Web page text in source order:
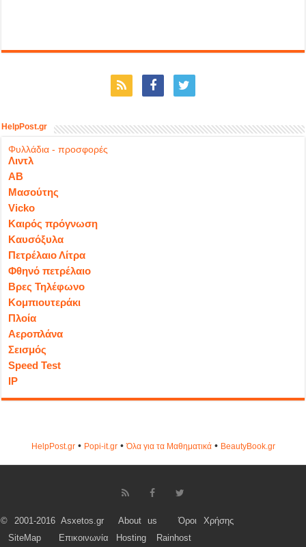
HelpPost.gr
Φυλλάδια - προσφορές
Λιντλ
ΑΒ
Μασούτης
Vicko
Καιρός πρόγνωση
Καυσόξυλα
Πετρέλαιο Λίτρα
Φθηνό πετρέλαιο
Βρες Τηλέφωνο
Κομπιουτεράκι
Πλοία
Αεροπλάνα
Σεισμός
Speed Test
IP
HelpPost.gr• Popi-it.gr•Όλα για τα Μαθηματικά• ΒeautyΒook.gr
© 2001-2016 Asxetos.gr About us
Όροι Χρήσης
SiteMap
Επικοινωνία Hosting Rainhost